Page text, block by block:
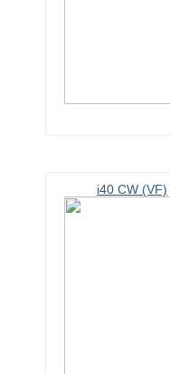
i40 CW (VF)